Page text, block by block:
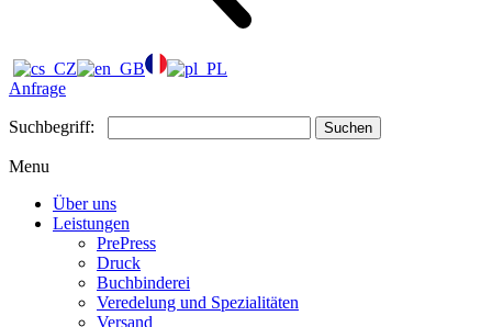
Anfrage
Suchbegriff: Suchen
Menu
Über uns
Leistungen
PrePress
Druck
Buchbinderei
Veredelung und Spezialitäten
Versand